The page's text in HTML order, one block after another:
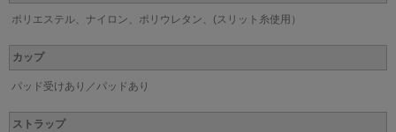
ポリエステル、ナイロン、ポリウレタン、(スリット糸使用）
カップ
パッド受けあり／パッドあり
ストラップ